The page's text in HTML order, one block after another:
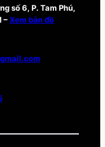
số 6, P. Tam Phú,
–Xem bản đồ